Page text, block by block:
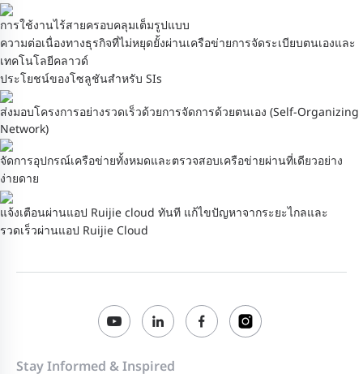
การใช้งานไร้สายครอบคลุมเต็มรูปแบบ
ความต่อเนื่องทางธุรกิจที่ไม่หยุดยั้งผ่านเครือข่ายการจัดระเบียบตนเองและ
เทคโนโลยีคลาวด์
ประโยชน์ของโซลูชันสำหรับ SIs
ส่งมอบโครงการอย่างรวดเร็วด้วยการจัดการด้วยตนเอง (Self-Organizing
Network)
จัดการอุปกรณ์เครือข่ายทั้งหมดและตรวจสอบเครือข่ายผ่านที่เดียวอย่าง
ง่ายดาย
แจ้งเตือนผ่านแอป Ruijie cloud ทันที แก้ไขปัญหาจากระยะไกลและ
รวดเร็วผ่านแอป Ruijie Cloud
Stay Informed & Inspired